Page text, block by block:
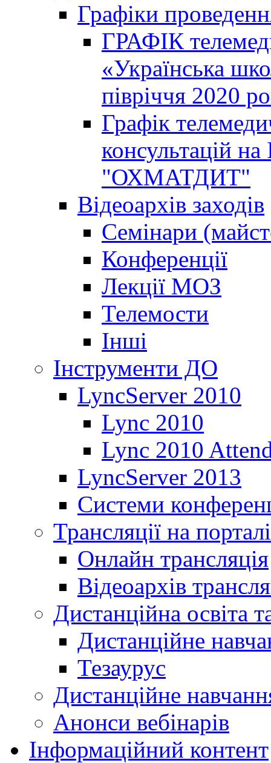
Графіки
ГРАФІК
«Українська
півріччя 2020
Графік
консультацій
"ОХМАТДИТ"
Відеоархів заходів
Семінари
Конференції
Лекції МОЗ
Телемости
Інші
Інструменти ДО
LyncServer 2010
Lync 2010
Lync 2010
LyncServer 2013
Системи
Трансляції на порталі
Онлайн трансляція
Відеоархів
Дистанційна освіта
Дистанційне
Тезаурус
Дистанційне
Анонси вебінарів
Інформаційний контент